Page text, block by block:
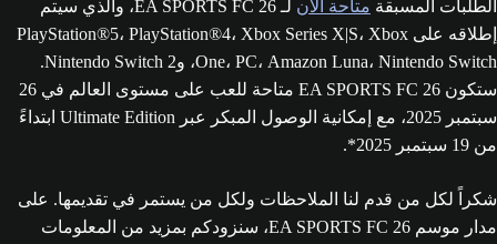
الطلبات المسبقة متاحة الآن
لـ EA SPORTS FC 26، والذي سيتم
إطلاقه على PlayStation®5، PlayStation®4، Xbox Series X|S، Xbox
One، PC، Amazon Luna، Nintendo Switch، وNintendo Switch 2.
ستكون EA SPORTS FC 26 متاحة للعب على مستوى العالم في 26
سبتمبر 2025، مع إمكانية الوصول المبكر عبر Ultimate Edition ابتداءً
من 19 سبتمبر 2025*.
شكراً لكل من قدم لنا الملاحظات ولكل من يستمر في تقديمها. على
مدار موسم EA SPORTS FC 26، سنزودكم بمزيد من المعلومات